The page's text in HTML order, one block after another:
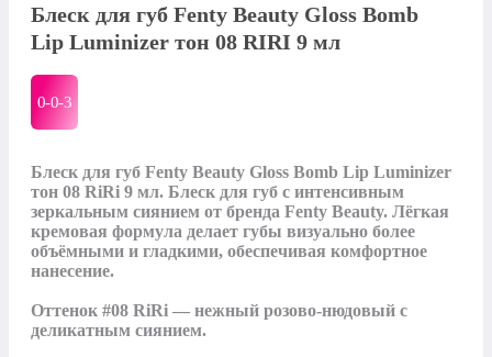
Блеск для губ Fenty Beauty Gloss Bomb
Lip Luminizer тон 08 RIRI 9 мл
0-0-3
Блеск для губ Fenty Beauty Gloss Bomb Lip Luminizer
тон 08 RiRi 9 мл. Блеск для губ с интенсивным
зеркальным сиянием от бренда Fenty Beauty. Лёгкая
кремовая формула делает губы визуально более
объёмными и гладкими, обеспечивая комфортное
нанесение.
Оттенок #08 RiRi — нежный розово-нюдовый с
деликатным сиянием.